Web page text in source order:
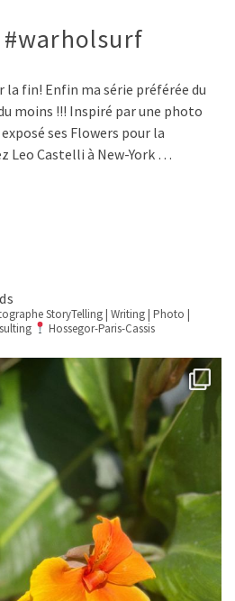
la fin! Enfin ma série préférée du
moins !!! Inspiré par une photo
ses Flowers pour la
Leo Castelli à New-York …
StoryTelling | Writing | Photo |
Hossegor-Paris-Cassis